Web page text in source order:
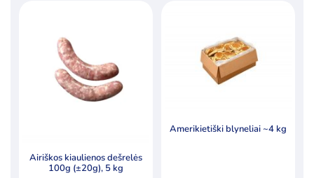
Šaldyti pusgaminiai, užkandžiai
Šaldytos bulvės ir jų produktai
Šaldytos daržovės ir jų mišiniai
Šaldytos jūrų gėrybės, krabų lazdelės
Tešla, duonos ir pyrago gaminiai
Airiškos kiaulienos dešrelės
100g (±20g), 5 kg
Amerikietiški blyneliai ~4 kg